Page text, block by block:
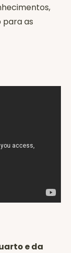
para as
e da